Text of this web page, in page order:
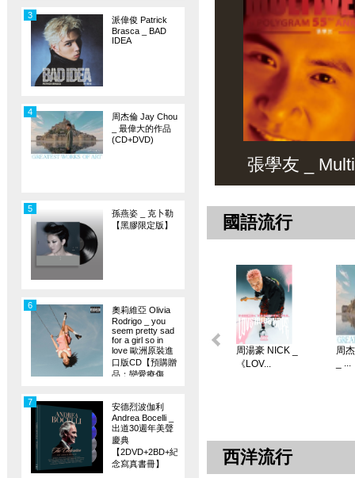
派偉俊 Patrick
Brasca _ BAD
IDEA
3
周杰倫 Jay Chou
_ 最偉大的作品
(CD+DVD)
4
孫燕姿 _ 克卜勒
【黑膠限定版】
5
奧莉維亞 Olivia
Rodrigo _ you
seem pretty sad
for a girl so in
love 歐洲原裝進
口版CD【預購贈
品：戀愛療傷
6
安德烈波伽利
Andrea Bocelli _
出道30週年美聲
慶典
【2DVD+2BD+紀
念寫真書冊】
7
張學友 _
國語流行
周湯豪 NICK _
《LOV...
周
_ ...
西洋流行